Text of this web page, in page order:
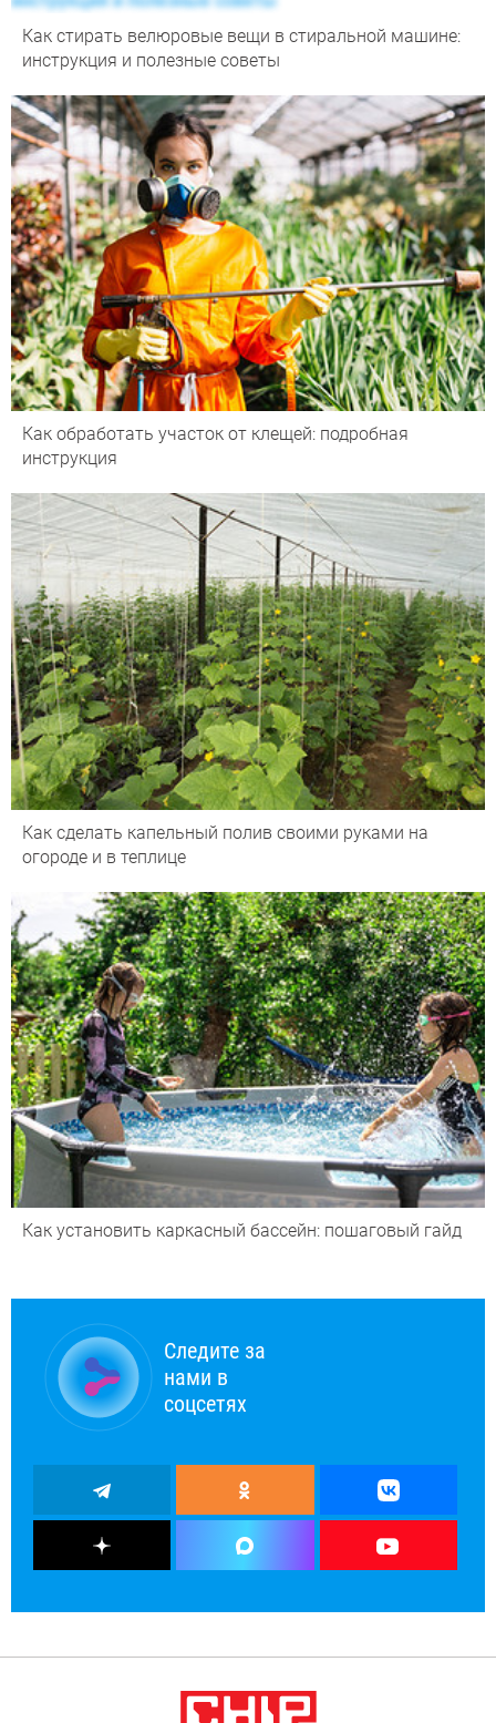
Как стирать велюровые вещи в стиральной машине:
инструкция и полезные советы
Как обработать участок от клещей: подробная
инструкция
Как сделать капельный полив своими руками на
огороде и в теплице
Как установить каркасный бассейн: пошаговый гайд
Следите за
нами в
соцсетях